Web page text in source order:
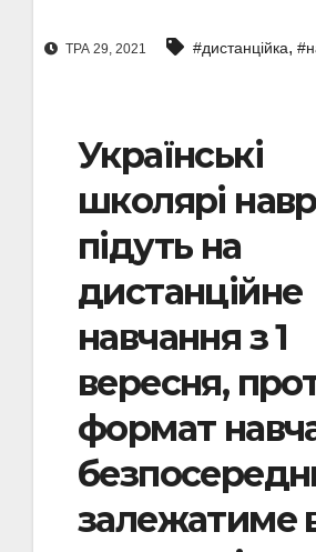
ТРА 29, 2021 #дистанційка,
Українські
школярі
підуть на
дистанційне
навчання з 1
вересня,
формат
залежатиме